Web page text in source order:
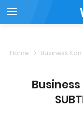
Home Business Kon